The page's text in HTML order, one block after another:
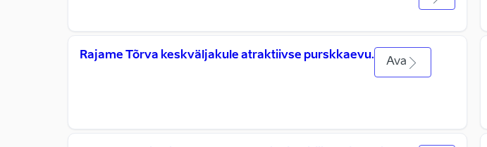
Rajame Tõrva keskväljakule atraktiivse purskkaevu.
Ava